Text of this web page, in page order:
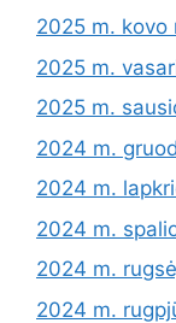
2025 m. kovo
2025 m.
2025 m.
2024 m.
2024 m.
2024 m.
2024 m.
2024 m.